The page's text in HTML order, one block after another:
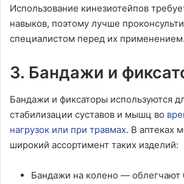
Использование кинезиотейпов
навыков, поэтому лучше
специалистом перед их применением.
3. Бандажи и
Бандажи и фиксаторы используются
стабилизации суставов и мышц во
нагрузок или при травмах. В аптеках
широкий ассортимент таких изделий:
Бандажи на колено — облегчают